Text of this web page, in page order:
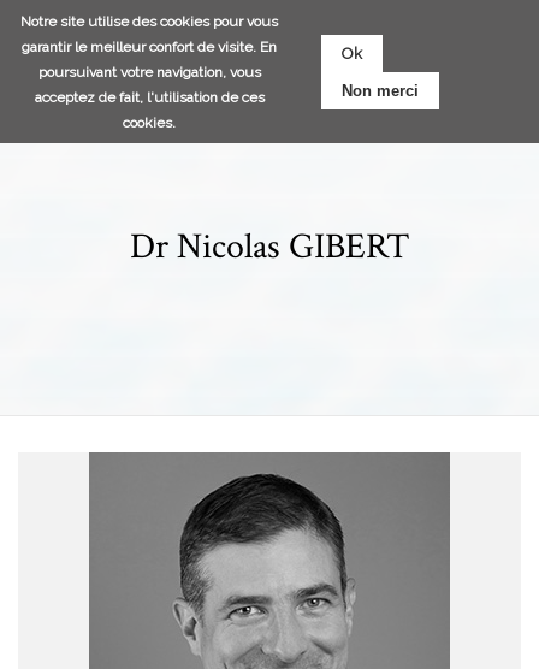
Notre site utilise des cookies pour vous
garantir le meilleur confort de visite. En
poursuivant votre navigation, vous
acceptez de fait, l'utilisation de ces
cookies.
Ok
Non merci
Aller
au
Dr Nicolas GIBERT